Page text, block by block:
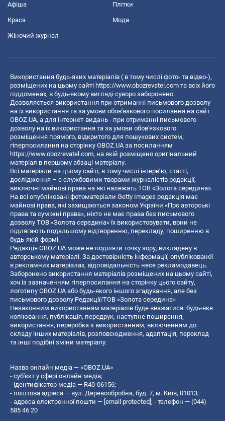
Афіша Плітки
Краса Мода
Жіночий журнал
Використання будь-яких матеріалів ( в тому числі фото- та відео-),
розміщених на цьому сайті https://www.obozrevatel.com та всіх його
піддоменах, в будь-якому вигляді суворо заборонено.
Дозволяється використання при отриманні письмового дозволу
на їх використання та за умови обов'язкового посилання на сайт
OBOZ.UA, а для інтернет-видань - при отриманні письмового
дозволу на їх використання та за умови обов'язкового
розміщення прямого, відкритого для пошукових систем,
гіперпосилання на сторінку OBOZ.UA за посиланням
https://www.obozrevatel.com, на якій розміщено оригінальний
матеріал в першому абзаці матеріалу.
Всі матеріали на цьому сайті, в тому числі інтерв’ю, статті,
дослідження – є службовими творами журналістів редакції,
виключні майнові права на які належать ТОВ «Золота середина».
На всі опубліковані фотоматеріали Getty Images редакція має
майнові права, які захищаються законом України «Про авторські
права та суміжні права», ніхто не має права без письмового
дозволу ТОВ «Золота середина» їх використовувати, вони не
підлягають подальшому відтворенню, перекладу, поширенню в
будь-якій формі.
Редакція OBOZ.UA може не поділяти точку зору, викладену в
авторському матеріалі. За достовірність інформації, опублікованої
в рекламних матеріалах, відповідальність несе рекламодавець.
Заборонено використання матеріалів розміщених на цьому сайті,
хоч із зазначенням гіперпосилання на сторінку цього сайту,
логотипу OBOZ.UA або будь-якого іншого згадування, але без
письмового дозволу Редакції/ТОВ «Золота середина»
Незаконним використанням матеріалів буде вважатися: будь-яке
копiювання, публiкацiя, передрук, наступне поширення,
використання, переробка з використанням, включенням до
складу інших матеріалів, розповсюдження, адаптація, переклад
та інші подібні зміни матеріалу.
Назва онлайн медіа — «OBOZ.UA»
- суб'єкт у сфері онлайн медіа;
- ідентифікатор медіа — R40-06156;
- поштова адреса — вул. Деревообробна, буд. 7, м. Київ, 01013;
- адреса електронної пошти — [email protected] ; - телефон — (044)
585 46 20